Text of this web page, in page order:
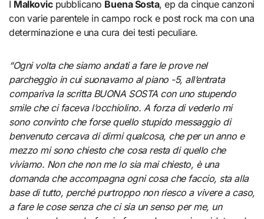
I Malkovicpubblicano Buena Sosta, ep da cinque canzoni
con varie parentele in campo rock e post rock ma con una
determinazione e una cura dei testi peculiare.
“Ogni volta che siamo andati a fare le prove nel
parcheggio in cui suonavamo al piano -5, all’entrata
compariva la scritta BUONA SOSTA con uno stupendo
smile che ci faceva l’occhiolino. A forza di vederlo mi
sono convinto che forse quello stupido messaggio di
benvenuto cercava di dirmi qualcosa, che per un anno e
mezzo mi sono chiesto che cosa resta di quello che
viviamo. Non che non me lo sia mai chiesto, è una
domanda che accompagna ogni cosa che faccio, sta alla
base di tutto, perché purtroppo non riesco a vivere a caso,
a fare le cose senza che ci sia un senso per me, un